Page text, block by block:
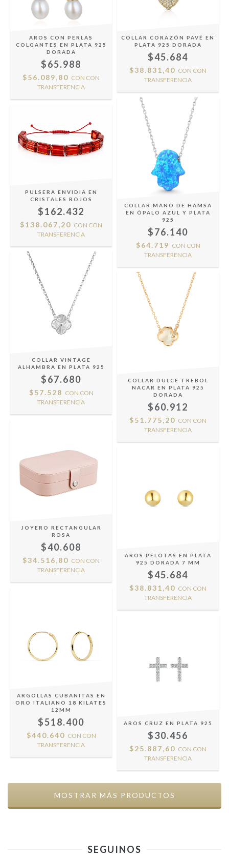
AROS CON PERLAS
COLGANTES EN PLATA 925
DORADA
$65.988
$56.089,80 CON CON
TRANSFERENCIA
COLLAR CORAZÓN PAVÉ EN
PLATA 925 DORADA
$45.684
$38.831,40 CON CON
TRANSFERENCIA
PULSERA ENVIDIA EN
CRISTALES ROJOS
$162.432
$138.067,20 CON CON
TRANSFERENCIA
COLLAR MANO DE HAMSA
EN ÓPALO AZUL Y PLATA
925
$76.140
$64.719 CON CON
TRANSFERENCIA
COLLAR VINTAGE
ALHAMBRA EN PLATA 925
$67.680
$57.528 CON CON
TRANSFERENCIA
COLLAR DULCE TREBOL
NACAR EN PLATA 925
DORADA
$60.912
$51.775,20 CON CON
TRANSFERENCIA
JOYERO RECTANGULAR
ROSA
$40.608
$34.516,80 CON CON
TRANSFERENCIA
AROS PELOTAS EN PLATA
925 DORADA 7 MM
$45.684
$38.831,40 CON CON
TRANSFERENCIA
ARGOLLAS CUBANITAS EN
ORO ITALIANO 18 KILATES
12MM
$518.400
$440.640 CON CON
TRANSFERENCIA
AROS CRUZ EN PLATA 925
$30.456
$25.887,60 CON CON
TRANSFERENCIA
MOSTRAR MÁS PRODUCTOS
SEGUINOS